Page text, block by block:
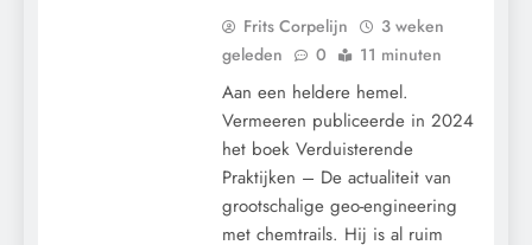
Frits Corpelijn
3 weken
geleden
0 11 minuten
Aan een heldere hemel.
Vermeeren publiceerde in 2024
het boek Verduisterende
Praktijken – De actualiteit van
grootschalige geo-engineering
met chemtrails. Hij is al ruim